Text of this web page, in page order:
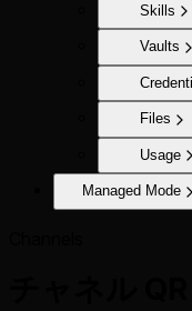
Skills
Vaults
Files
Usage
Managed Mode